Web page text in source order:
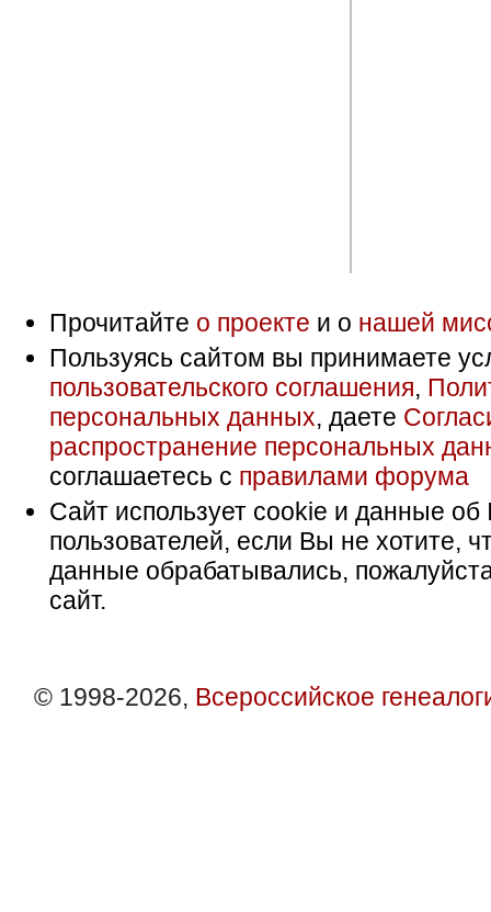
Прочитайте о проекте и о нашей
Пользуясь сайтом вы принимаете
пользовательского соглашения,
персональных данных, даете
распространение персональных
соглашаетесь с правилами форума
Сайт использует cookie и данные об
пользователей, если Вы не хотите,
данные обрабатывались,
сайт.
© 1998-2026, Всероссийское